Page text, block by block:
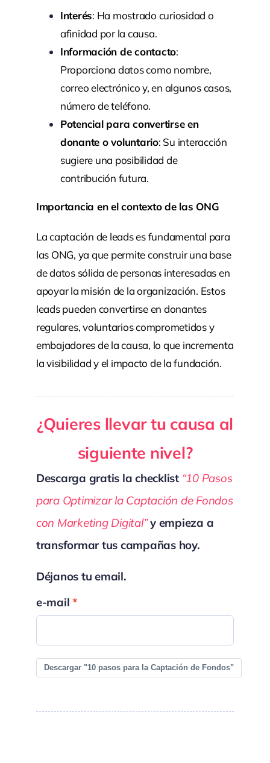
Interés: Ha mostrado curiosidad o
afinidad por la causa.
Información de contacto:
Proporciona datos como nombre,
correo electrónico y, en algunos casos,
número de teléfono.
Potencial para convertirse en
donante o voluntario: Su interacción
sugiere una posibilidad de
contribución futura.
Importancia en el contexto de las ONG
La captación de leads es fundamental para
las ONG, ya que permite construir una base
de datos sólida de personas interesadas en
apoyar la misión de la organización. Estos
leads pueden convertirse en donantes
regulares, voluntarios comprometidos y
embajadores de la causa, lo que incrementa
la visibilidad y el impacto de la fundación.
¿Quieres llevar tu causa al
siguiente nivel?
Descarga gratis la checklist “10 Pasos
para Optimizar la Captación de Fondos
con Marketing Digital”y empieza a
transformar tus campañas hoy.
Déjanos tu email.
e-mail
Descargar "10 pasos para la Captación de Fondos"